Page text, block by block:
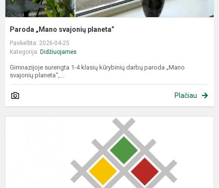
Paroda „Mano svajonių planeta”
Paskelbta: 2026-04-25
Kategorija: Didžiuojamės
Gimnazijoje surengta 1-4 klasių kūrybinių darbų paroda „Mano
svajonių planeta“,...
Plačiau